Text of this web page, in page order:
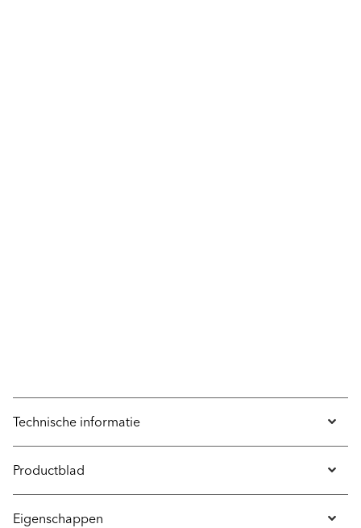
Technische informatie
Productblad
Eigenschappen